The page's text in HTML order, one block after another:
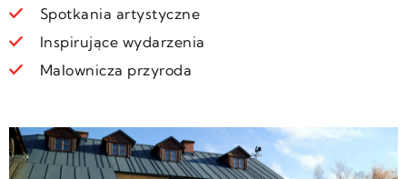
Spotkania artystyczne
Inspirujące wydarzenia
Malownicza przyroda